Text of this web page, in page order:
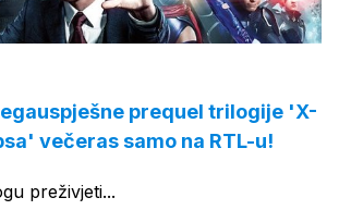
prequel trilogije 'X-
večeras samo na RTL-u!
preživjeti...